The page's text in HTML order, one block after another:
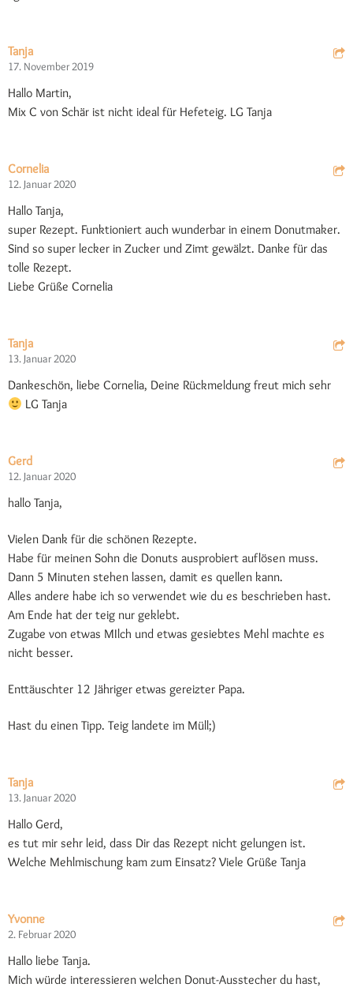
Tanja
17. November 2019
Hallo Martin,
Mix C von Schär ist nicht ideal für Hefeteig. LG Tanja
Cornelia
12. Januar 2020
Hallo Tanja,
super Rezept. Funktioniert auch wunderbar in einem Donutmaker.
Sind so super lecker in Zucker und Zimt gewälzt. Danke für das
tolle Rezept.
Liebe Grüße Cornelia
Tanja
13. Januar 2020
Dankeschön, liebe Cornelia, Deine Rückmeldung freut mich sehr
LG Tanja
Gerd
12. Januar 2020
hallo Tanja,
Vielen Dank für die schönen Rezepte.
Habe für meinen Sohn die Donuts ausprobiert auflösen muss.
Dann 5 Minuten stehen lassen, damit es quellen kann.
Alles andere habe ich so verwendet wie du es beschrieben hast.
Am Ende hat der teig nur geklebt.
Zugabe von etwas MIlch und etwas gesiebtes Mehl machte es
nicht besser.
Enttäuschter 12 Jähriger etwas gereizter Papa.
Hast du einen Tipp. Teig landete im Müll;)
Tanja
13. Januar 2020
Hallo Gerd,
es tut mir sehr leid, dass Dir das Rezept nicht gelungen ist.
Welche Mehlmischung kam zum Einsatz? Viele Grüße Tanja
Yvonne
2. Februar 2020
Hallo liebe Tanja.
Mich würde interessieren welchen Donut-Ausstecher du hast,